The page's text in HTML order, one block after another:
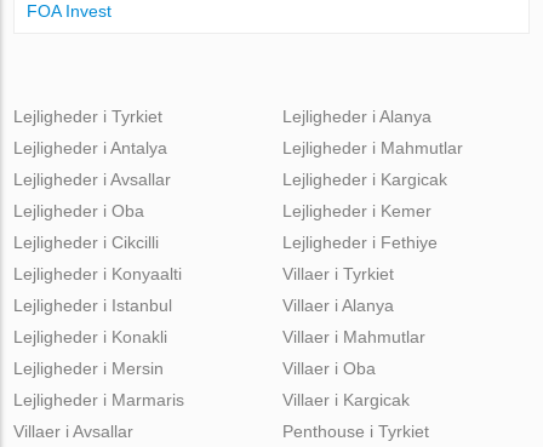
FOA Invest
Lejligheder i Tyrkiet
Lejligheder i Antalya
Lejligheder i Avsallar
Lejligheder i Oba
Lejligheder i Cikcilli
Lejligheder i Alanya
Lejligheder i Mahmutlar
Lejligheder i Kargicak
Lejligheder i Kemer
Lejligheder i Fethiye
Lejligheder i Konyaalti
Lejligheder i Istanbul
Lejligheder i Konakli
Lejligheder i Mersin
Lejligheder i Marmaris
Villaer i Tyrkiet
Villaer i Alanya
Villaer i Mahmutlar
Villaer i Oba
Villaer i Kargicak
Villaer i Avsallar
Penthouse i Tyrkiet